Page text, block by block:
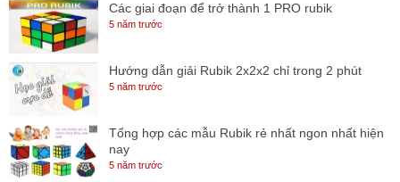
Các giai đoạn để trở thành 1 PRO rubik
5 năm trước
Hướng dẫn giải Rubik 2x2x2 chỉ trong 2 phút
5 năm trước
Tổng hợp các mẫu Rubik rẻ nhất ngon nhất hiện
nay
5 năm trước